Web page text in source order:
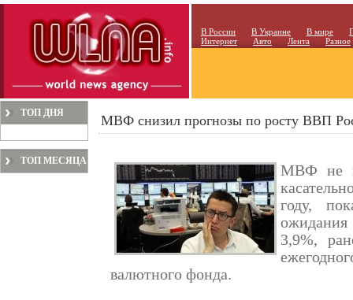
В России В Украине В мире
Интернет
Авто Лента Разное
ТОП ДНЯ
ТОП МЕСЯЦА
МВФ снизил прогнозы по росту ВВП
МВФ не
году,
3,9%,
валютного фонда.